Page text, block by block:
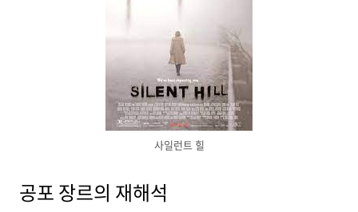
사일런트 힐
공포 장르의 재해석